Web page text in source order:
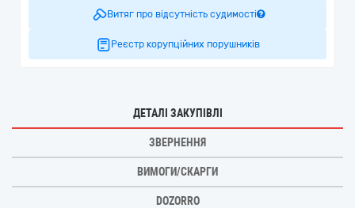
Витяг про відсутність судимості
Реєстр корупційних порушників
ДЕТАЛІ ЗАКУПІВЛІ
ЗВЕРНЕННЯ
ВИМОГИ/СКАРГИ
DOZORRO